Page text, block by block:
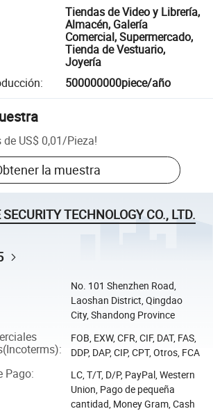
Tiendas de Video y Librería,
Almacén, Galería
Comercial, Supermercado,
Tienda de Vestuario,
Joyería
: 500000000piece/año
de US$ 0,01/Pieza!
la muestra
TECHNOLOGY CO., LTD.
No. 101 Shenzhen Road,
Laoshan District, Qingdao
City, Shandong Province
:
FOB, EXW, CFR, CIF, DAT, FAS,
DDP, DAP, CIP, CPT, Otros, FCA
Pago:
LC, T/T, D/P, PayPal, Western
Union, Pago de pequeña
cantidad, Money Gram, Cash